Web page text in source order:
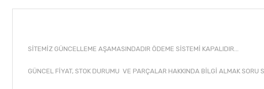
SİTEMİZ GÜNCELLEME AŞAMASINDADIR ÖDEME SİSTEMİ KAPALIDIR...
GÜNCEL FİYAT, STOK DURUMU VE PARÇALAR HAKKINDA BİLGİ ALMAK